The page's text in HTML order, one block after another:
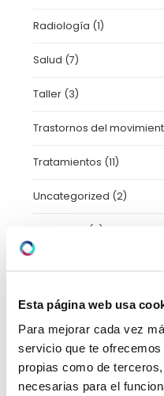
Esta página web usa
Para mejorar cada vez
servicio que te
propias como de
necesarias para el
Radiología (1)
Salud (7)
Taller (3)
Trastornos del
Tratamientos (11)
Uncategorized (2)
(2)
Vídeos(21)